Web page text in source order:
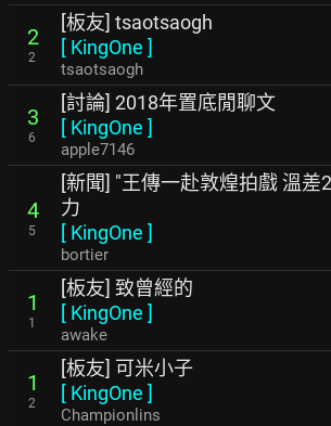
2
2
[板友] tsaotsaogh
[ KingOne ]
tsaotsaogh
3
6
[討論] 2018年置底閒聊文
[ KingOne ]
apple7146
4
5
[新聞] "王傳一赴敦煌拍戲 溫差
力
[ KingOne ]
bortier
1
1
[板友] 致曾經的
[ KingOne ]
awake
1
2
[板友] 可米小子
[ KingOne ]
Championlins